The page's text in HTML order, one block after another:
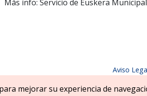
Más info: Servicio de Euskera
Aviso
Parque Erreniega parkea, s/n |
mejorar su experiencia de